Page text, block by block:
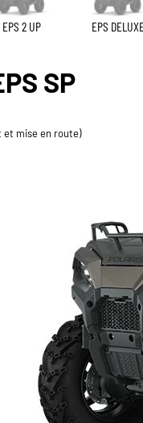
EPS 2 UP EPS
SP
et mise en route)